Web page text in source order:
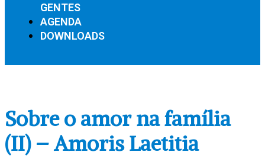
GENTES
AGENDA
DOWNLOADS
Sobre o amor na família
(II) – Amoris Laetitia